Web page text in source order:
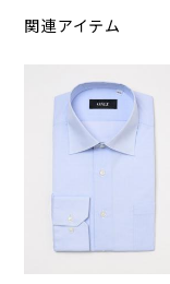
関連アイテム